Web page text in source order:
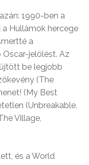
1990-ben a
Hullámok hercege
a
jelölést. Az
be legjobb
(The
(My Best
(Unbreakable,
Village,
és a World